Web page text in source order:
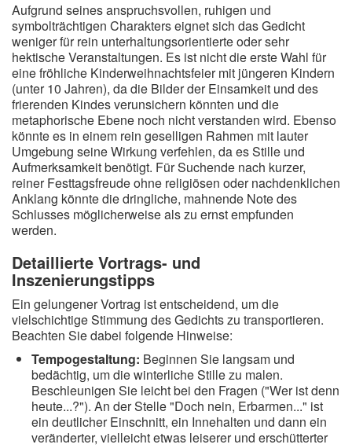
Aufgrund seines anspruchsvollen, ruhigen und
symbolträchtigen Charakters eignet sich das Gedicht
weniger für rein unterhaltungsorientierte oder sehr
hektische Veranstaltungen. Es ist nicht die erste Wahl für
eine fröhliche Kinderweihnachtsfeier mit jüngeren Kindern
(unter 10 Jahren), da die Bilder der Einsamkeit und des
frierenden Kindes verunsichern könnten und die
metaphorische Ebene noch nicht verstanden wird. Ebenso
könnte es in einem rein geselligen Rahmen mit lauter
Umgebung seine Wirkung verfehlen, da es Stille und
Aufmerksamkeit benötigt. Für Suchende nach kurzer,
reiner Festtagsfreude ohne religiösen oder nachdenklichen
Anklang könnte die dringliche, mahnende Note des
Schlusses möglicherweise als zu ernst empfunden
werden.
Detaillierte Vortrags- und
Inszenierungstipps
Ein gelungener Vortrag ist entscheidend, um die
vielschichtige Stimmung des Gedichts zu transportieren.
Beachten Sie dabei folgende Hinweise:
Tempogestaltung: Beginnen Sie langsam und
bedächtig, um die winterliche Stille zu malen.
Beschleunigen Sie leicht bei den Fragen ("Wer ist denn
heute...?"). An der Stelle "Doch nein, Erbarmen..." ist
ein deutlicher Einschnitt, ein Innehalten und dann ein
veränderter, vielleicht etwas leiserer und erschütterter